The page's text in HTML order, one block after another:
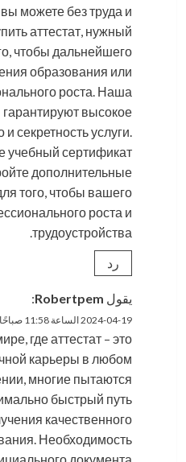
можете без труда и
аттестат, нужный
чтобы дальнейшего
образования или
роста. Наша
высокое
и секретность услуги.
учебный сертификат
дополнительные
того, чтобы вашего
роста и
трудоустройства.
رد
يقول Robertpem
:
2024-04-19 الساعة 11:58 صباحًا
где аттестат – это
карьеры в любом
многие пытаются
быстрый путь
качественного
Необходимость